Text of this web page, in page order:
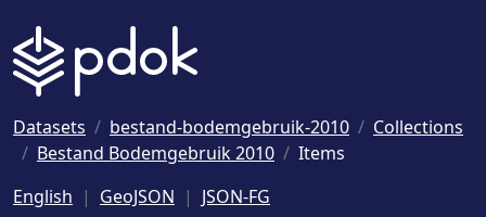
Datasets bestand-bodemgebruik-2010
Collections
Bestand Bodemgebruik 2010
Items
English
GeoJSON JSON-FG